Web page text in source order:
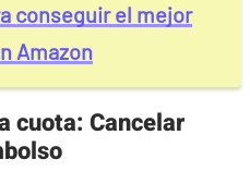
conseguir el mejor
Amazon
cuota: Cancelar